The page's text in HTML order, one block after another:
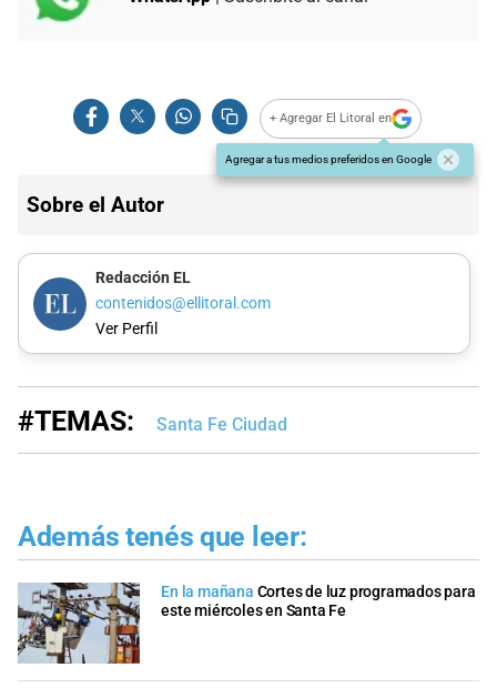
+ Agregar El Litoral en
Agregar a tus medios preferidos en Google
Sobre el Autor
Redacción EL
contenidos@ellitoral.com
Ver Perfil
#TEMAS: Santa Fe Ciudad
Además tenés que leer:
En la mañana Cortes de luz programados para
este miércoles en Santa Fe